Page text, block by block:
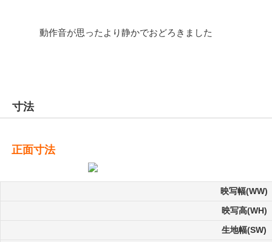
動作音が思ったより静かでおどろきました
寸法
正面寸法
映写幅(WW)
映写高(WH)
生地幅(SW)